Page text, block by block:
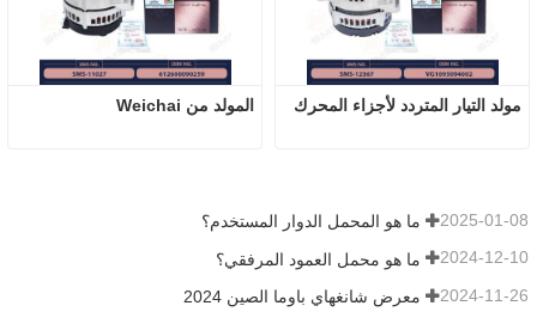
المولد من Weichai مولد التيار المتردد لأجزاء المحرك
ما هو المحمل الدوار المستخدم؟ 2025-01-08
ما هو محمل العمود المرفقي؟ 2024-12-10
معرض شانغهاي باوما الصين 2024 2024-11-26